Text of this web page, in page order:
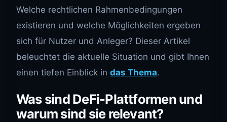
Welche rechtlichen Rahmenbedingungen
existieren und welche Möglichkeiten ergeben
sich für Nutzer und Anleger? Dieser Artikel
beleuchtet die aktuelle Situation und gibt Ihnen
einen tiefen Einblick in das Thema.
Was sind DeFi-Plattformen und
warum sind sie relevant?